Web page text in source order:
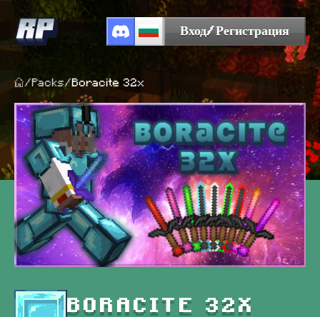
Вход/Регистрация
/ Packs/ Boracite 32x
BORACITE 32X